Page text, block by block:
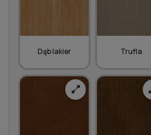
Dąb lakier Trufla